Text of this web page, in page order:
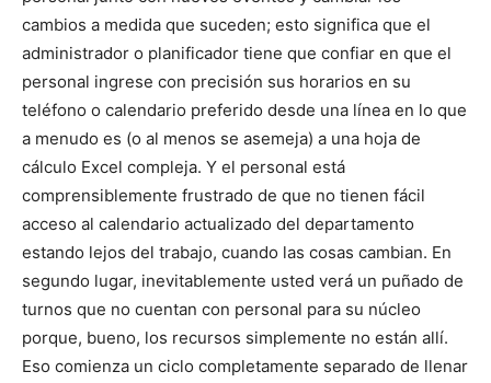
I WANT IN
I've read and accept the Privacy Policy .
cambios a medida que suceden; esto significa que el
administrador o planificador tiene que confiar en que el
personal ingrese con precisión sus horarios en su
teléfono o calendario preferido desde una línea en lo que
a menudo es (o al menos se asemeja) a una hoja de
cálculo Excel compleja. Y el personal está
comprensiblemente frustrado de que no tienen fácil
acceso al calendario actualizado del departamento
estando lejos del trabajo, cuando las cosas cambian. En
segundo lugar, inevitablemente usted verá un puñado de
turnos que no cuentan con personal para su núcleo
porque, bueno, los recursos simplemente no están allí.
Eso comienza un ciclo completamente separado de llenar